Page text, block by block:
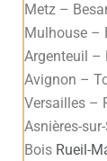
Metz –
Mulhouse –
Argenteuil –
Avignon –
Versailles –
Asnières-
Bois Rueil-